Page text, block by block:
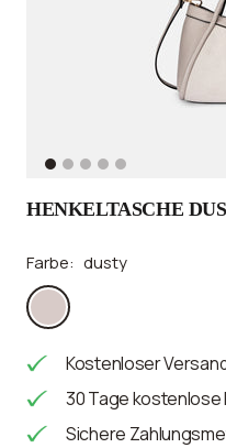
Zur
Slide
gehen
Zur
Slide
gehen
Zur
Slide
gehen
Zur
Slide
gehen
Zur
Slide
gehen
HENKELTASCHE
Farbe: dusty
dusty
Kostenloser
30 Tage kostenlose
Sichere